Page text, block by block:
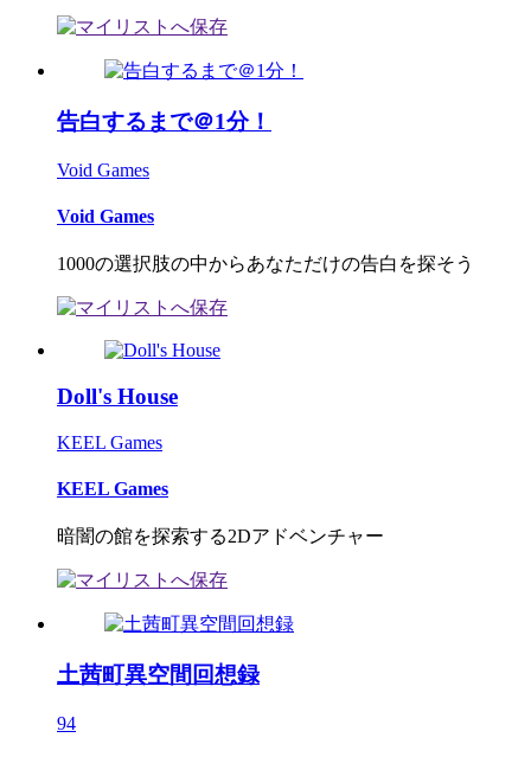
告白するまで＠1分！
Void Games
Void Games
1000の選択肢の中からあなただけの告白を探そう
Doll's House
KEEL Games
KEEL Games
暗闇の館を探索する2Dアドベンチャー
土茜町異空間回想録
94